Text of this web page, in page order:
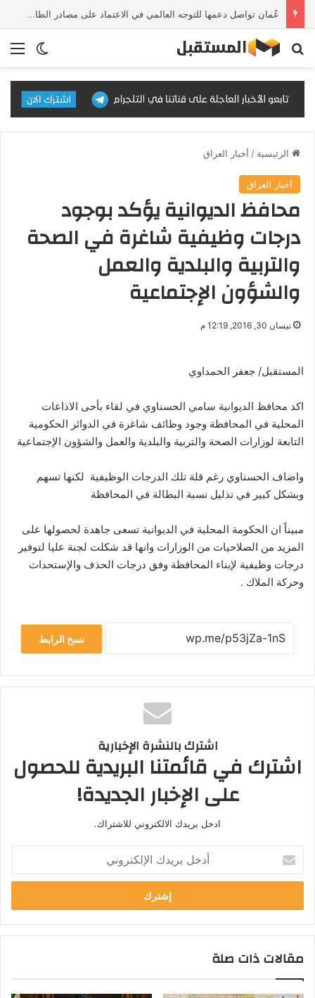
عُمان تواصل دعمها للتوجه العالمي في الاعتماد على مصادر الطاقة النظيفة والمتجددة
الوضع بحث عن
الرئيسية / أخبار العراق
أخبار العراق
محافظ الديوانية يؤكد بوجود
درجات وظيفية شاغرة في الصحة
والتربية والبلدية والعمل
والشؤون الإجتماعية
نيسان 30, 2016, 12:19 م
المستقبل/ جعفر الحمداوي
اكد محافظ الديوانية سامي الحسناوي في لقاء بأحى الاذاعات
المحلية في المحافظة وجود وظائف شاغرة في الدوائر الحكومية
التابعة لوزارات الصحة والتربية والبلدية والعمل والشؤون الإجتماعية
واضاف الحسناوي رغم قلة تلك الدرجات الوظيفية لكنها تسهم
وبشكل كبير في تذليل نسبة البطالة في المحافظة
مبيناً ان الحكومة المحلية في الديوانية تسعى جاهدة لحصولها على
المزيد من الصلاحيات من الوزارات وانها قد شكلت لجنة عليا لتوفير
درجات وظيفية لإبناء المحافظة وفق درجات الحذف والإستحداث
وحركة الملاك .
نسخ الرابط
اشترك بالنشرة الإخبارية
اشترك في قائمتنا البريدية للحصول
على الإخبار الجديدة!
ادخل بريدك الالكتروني للاشتراك.
خ
ب
ر
د
ا
مقالات ذات صلة